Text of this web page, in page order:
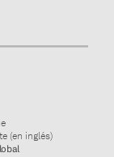
(en inglés)